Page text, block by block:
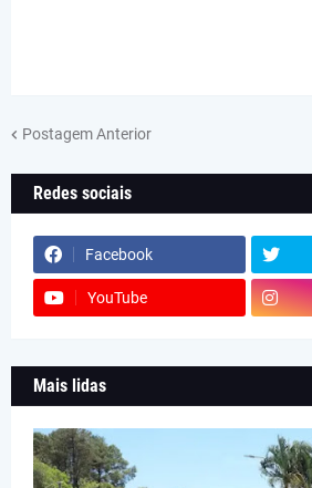
Postagem Anterior
Redes sociais
Facebook
YouTube
Mais lidas